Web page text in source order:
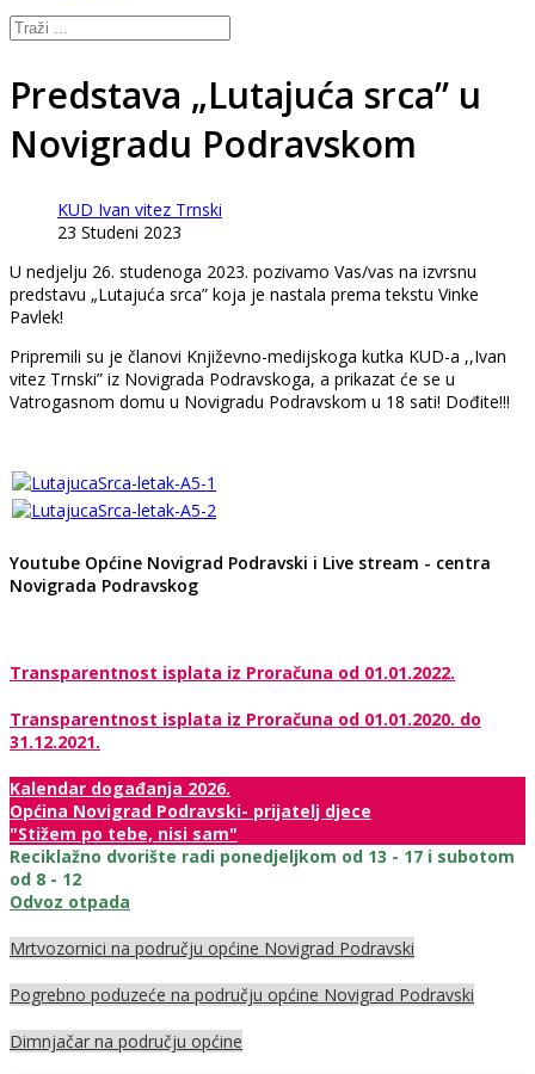
Predstava „Lutajuća srca” u
Novigradu Podravskom
KUD Ivan vitez Trnski
23 Studeni 2023
U nedjelju 26. studenoga 2023. pozivamo Vas/vas na izvrsnu
predstavu „Lutajuća srca” koja je nastala prema tekstu Vinke
Pavlek!
Pripremili su je članovi Književno-medijskoga kutka KUD-a ,,Ivan
vitez Trnski” iz Novigrada Podravskoga, a prikazat će se u
Vatrogasnom domu u Novigradu Podravskom u 18 sati! Dođite!!!
Youtube Općine Novigrad Podravski i Live stream - centra
Novigrada Podravskog
Transparentnost isplata iz Proračuna od 01.01.2022.
Transparentnost isplata iz Proračuna od 01.01.2020. do
31.12.2021.
Kalendar događanja 2026.
Općina Novigrad Podravski- prijatelj djece
"Stižem po tebe, nisi sam"
Reciklažno dvorište radi ponedjeljkom od 13 - 17 i subotom
od 8 - 12
Odvoz otpada
Mrtvozornici na području općine Novigrad Podravski
Pogrebno poduzeće na području općine Novigrad Podravski
Dimnjačar na području općine